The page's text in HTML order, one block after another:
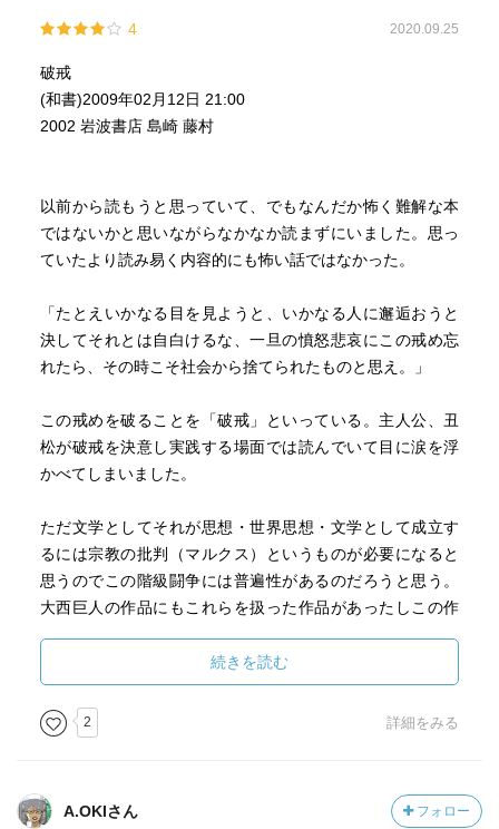
ないかとも考えてみた。今から見れば全く狂気としか思え
ないような偏見で、不当に差別を受け、それが当たり前の
状況になっている社会。現代では、何が被差別の対象にな
るかは、ネットがあるのでころころ変わるが、カミングア
うまくやっていける可能性も高い。それでも・・と苦悩す
る様は、明治のころから、この小説と大きく枠組み自体は
変わっていないと考えさせられるようにも思った。現代か
思った。
（思うだけなら人には自由がある（ただそれを、発信？し
だからこのブクログの記事は、もともと、自分の記録用と
断っている。）
こまでをこの小説で求めるというのもなかなか厳しいので
はないかとも思う。
また、丑松が作者の内面をただ投影しているにしても、そ
れであっても、私は例えば、猪子先生に告白をしようとし
4 2020.09.25
破戒
(和書)2009年02月12日 21:00
2002 岩波書店 島崎 藤村
以前から読もうと思っていて、でもなんだか怖く難解な本
ではないかと思いながらなかなか読まずにいました。思っ
ていたより読み易く内容的にも怖い話ではなかった。
「たとえいかなる目を見ようと、いかなる人に邂逅おうと
決してそれとは自白けるな、一旦の憤怒悲哀にこの戒め忘
れたら、その時こそ社会から捨てられたものと思え。」
この戒めを破ることを「破戒」といっている。主人公、丑
松が破戒を決意し実践する場面では読んでいて目に涙を浮
かべてしまいました。
ただ文学としてそれが思想・世界思想・文学として成立す
るには宗教の批判（マルクス）というものが必要になると
思うのでこの階級闘争には普遍性があるのだろうと思う。
大西巨人の作品にもこれらを扱った作品があったしこの作
にいたので読み終わってすっきりしました。
続きを読む
2 詳細をみる
A.OKIさん フォロー